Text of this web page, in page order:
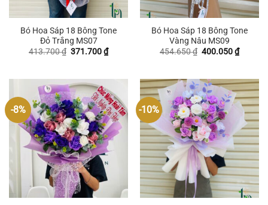
Bó Hoa Sáp 18 Bông Tone
Đỏ Trắng MS07
413.700₫ Giá
371.700₫Giá
hiện
371.700 ₫.
Bó Hoa Sáp 18 Bông Tone
Vàng Nâu MS09
454.650₫ Giá
400.050₫Giá
hiện
-8% -10%